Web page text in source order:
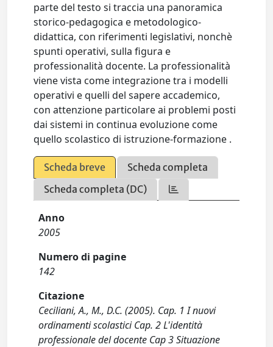
parte del testo si traccia una panoramica
storico-pedagogica e metodologico-
didattica, con riferimenti legislativi, nonchè
spunti operativi, sulla figura e
professionalità docente. La professionalità
viene vista come integrazione tra i modelli
operativi e quelli del sapere accademico,
con attenzione particolare ai problemi posti
dai sistemi in continua evoluzione come
quello scolastico di istruzione-formazione .
Scheda breve
Scheda completa
Scheda completa (DC)
Anno
2005
Numero di pagine
142
Citazione
Ceciliani, A., M., D.C. (2005). Cap. 1 I nuovi
ordinamenti scolastici Cap. 2 L'identità
professionale del docente Cap 3 Situazione